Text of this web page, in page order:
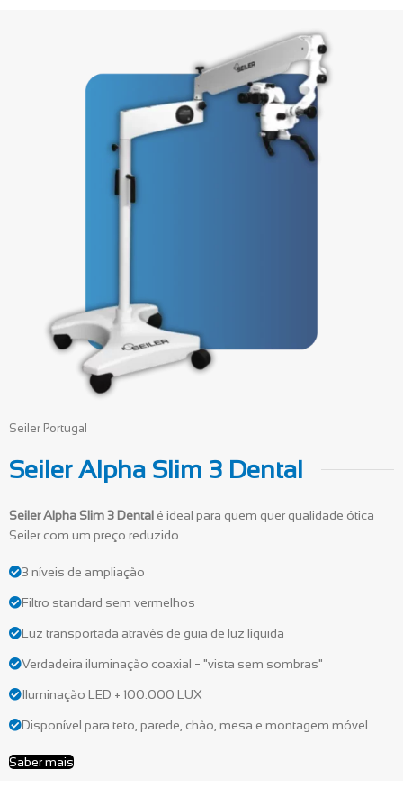
Seiler Portugal
Seiler Alpha Slim 3 Dental
Seiler Alpha Slim 3 Dentalé ideal para quem quer qualidade ótica
Seiler com um preço reduzido.
3 níveis de ampliação
Filtro standard sem vermelhos
Luz transportada através de guia de luz líquida
Verdadeira iluminação coaxial = "vista sem sombras"
Iluminação LED + 100.000 LUX
Disponível para teto, parede, chão, mesa e montagem móvel
Saber mais